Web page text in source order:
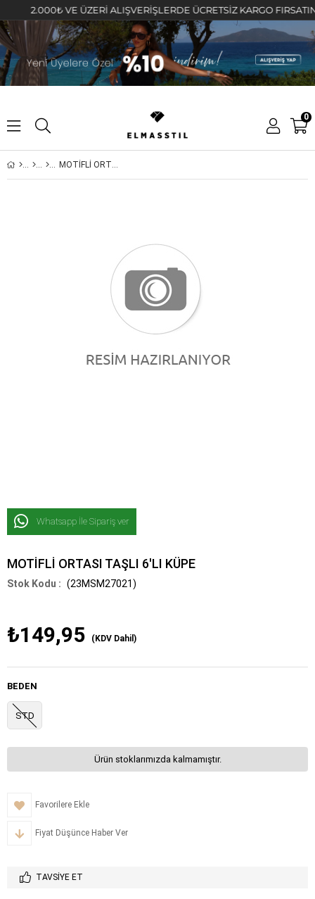
2.000₺ VE ÜZERİ ALIŞVERİŞLERDE ÜCRETSİZ KARGO FIRSATINI
0
MOTİFLİ ORTASI TAŞLI 6'LI KÜPE
Whatsapp İle Sipariş ver
MOTİFLİ ORTASI TAŞLI 6'LI KÜPE
(23MSM27021)
₺149,95 (KDV Dahil)
BEDEN
STD
Ürün stoklarımızda kalmamıştır.
Favorilere Ekle
Fiyat Düşünce Haber Ver
TAVSIYE ET